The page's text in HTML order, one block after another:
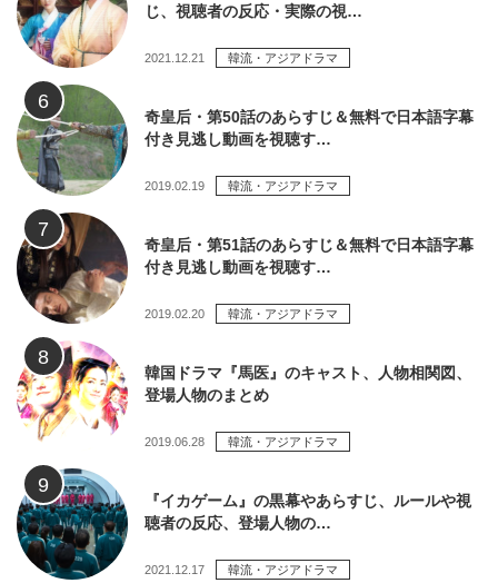
じ、視聴者の反応・実際の視…
2021.12.21 韓流・アジアドラマ
奇皇后・第50話のあらすじ＆無料で日本語字幕
付き見逃し動画を視聴す…
2019.02.19 韓流・アジアドラマ
奇皇后・第51話のあらすじ＆無料で日本語字幕
付き見逃し動画を視聴す…
2019.02.20 韓流・アジアドラマ
韓国ドラマ『馬医』のキャスト、人物相関図、
登場人物のまとめ
2019.06.28 韓流・アジアドラマ
『イカゲーム』の黒幕やあらすじ、ルールや視
聴者の反応、登場人物の…
2021.12.17 韓流・アジアドラマ